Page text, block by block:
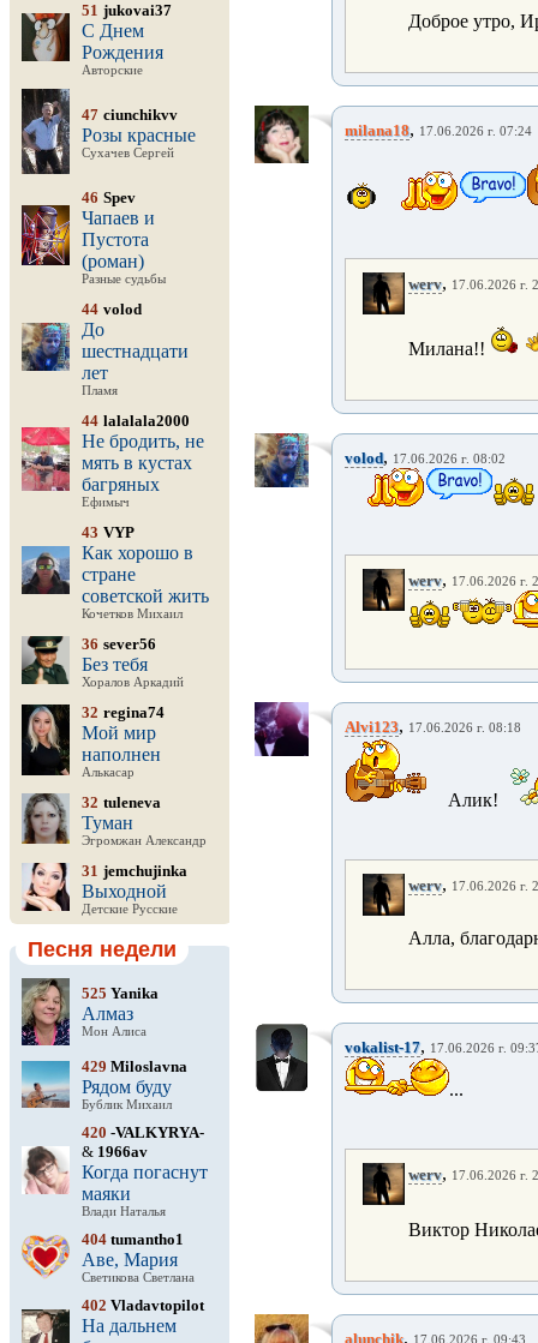
51 jukovai37
С Днем
Рождения
Авторские
47 ciunchikvv
Розы красные
Сухачев Сергей
46 Spev
Чапаев и
Пустота
(роман)
Разные судьбы
44 volod
До
шестнадцати
лет
Пламя
44 lalalala2000
Не бродить, не
мять в кустах
багряных
Ефимыч
43 VYP
Как хорошо в
стране
советской жить
Кочетков Михаил
36 sever56
Без тебя
Хоралов Аркадий
32 regina74
Мой мир
наполнен
Алькасар
32 tuleneva
Туман
Эгромжан Александр
31 jemchujinka
Выходной
Детские Русские
Песня недели
525 Yanika
Алмаз
Мон Алиса
429 Miloslavna
Рядом буду
Бублик Михаил
420 -VALKYRYA-
& 1966av
Когда погаснут
маяки
Влади Наталья
404 tumantho1
Аве, Мария
Светикова Светлана
402 Vladavtopilot
На дальнем
Доброе утро,
milana18, 17.06.2026 г. 07:24
werv, 17.06.2026 г.
Милана!!
volod, 17.06.2026 г. 08:02
werv, 17.06.2026 г.
Alvi123, 17.06.2026 г. 08:18
Алик!
werv, 17.06.2026 г.
Алла,
vokalist-17, 17.06.2026 г.
...
werv, 17.06.2026 г.
Виктор
alunchik, 17.06.2026 г. 09:43